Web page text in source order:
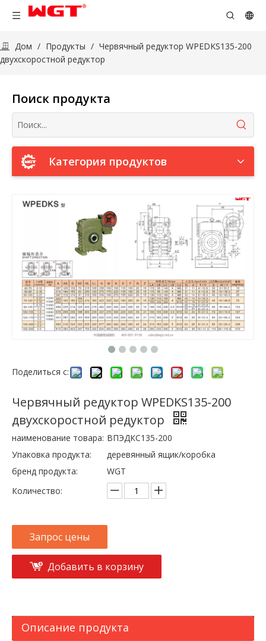
Дом / Продукты / Червячный редуктор WPEDKS135-200
двухскоростной редуктор
Поиск продукта
Категория продуктов
Поделиться с:
Червячный редуктор WPEDKS135-200
двухскоростной редуктор
наименование товара: ВПЭДКС135-200
Упаковка продукта:
деревянный ящик/коробка
бренд продукта:
WGT
Количество:
Запрос цены
Добавить в корзину
Описание продукта